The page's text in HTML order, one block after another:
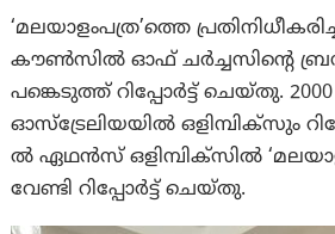
‘മലയാളംപത്ര’ത്തെ
കൗണ്‍സില്‍ ഓഫ് ചര്‍ച്ചസിന്റെ
പങ്കെടുത്ത് റിപ്പോര്‍ട്ട് ചെയ്തു.
ഓസ്‌ട്രേലിയയില്‍ ഒളിമ്പിക്‌സും
ൽ ഏഥൻസ് ഒളിമ്പിക്സിൽ
വേണ്ടി റിപ്പോർട്ട് ചെയ്തു.